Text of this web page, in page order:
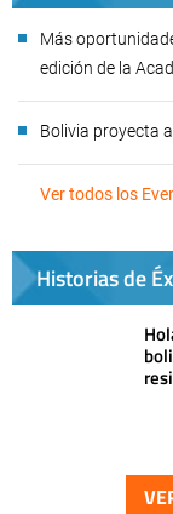
Más
edición de la
Bolivia proyecta
Ver todos los
Historias de